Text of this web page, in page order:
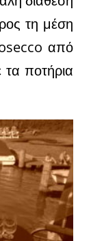
τη μέση
από
τα ποτήρια